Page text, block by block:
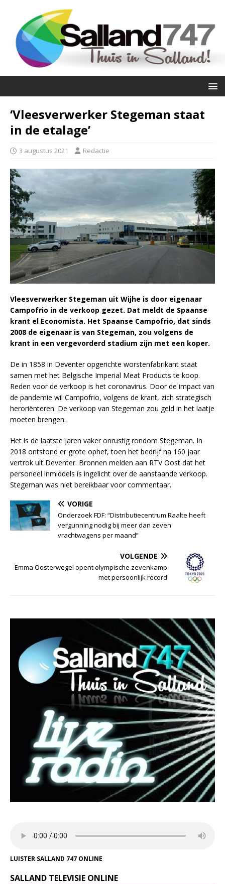
‘Vleesverwerker Stegeman staat
in de etalage’
3 augustus 2021 Redactie
Vleesverwerker Stegeman uit Wijhe is door eigenaar
Campofrio in de verkoop gezet. Dat meldt de Spaanse
krant el Economista. Het Spaanse Campofrio, dat sinds
2008 de eigenaar is van Stegeman, zou volgens de
krant in een vergevorderd stadium zijn met een koper.
De in 1858 in Deventer opgerichte worstenfabrikant staat
samen met het Belgische Imperial Meat Products te koop.
Reden voor de verkoop is het coronavirus. Door de impact van
de pandemie wil Campofrio, volgens de krant, zich strategisch
heroriënteren. De verkoop van Stegeman zou geld in het laatje
moeten brengen.
Het is de laatste jaren vaker onrustig rondom Stegeman. In
2018 ontstond er grote ophef, toen het bedrijf na 160 jaar
vertrok uit Deventer. Bronnen melden aan RTV Oost dat het
personeel inmiddels is ingelicht over de aanstaande verkoop.
Stegeman was niet bereikbaar voor commentaar.
VORIGE
Onderzoek FDF: “Distributiecentrum Raalte heeft
vergunning nodig bij meer dan zeven
vrachtwagens per maand”
VOLGENDE
Emma Oosterwegel opent olympische zevenkamp
met persoonlijk record
LUISTER SALLAND 747 ONLINE
SALLAND TELEVISIE ONLINE